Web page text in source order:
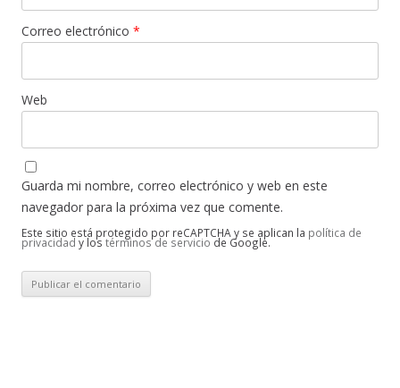
Correo electrónico *
Web
Guarda mi nombre, correo electrónico y web en este
navegador para la próxima vez que comente.
Este sitio está protegido por reCAPTCHA y se aplican la política de
privacidad y los términos de servicio de Google.